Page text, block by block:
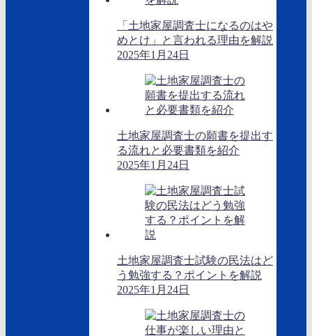
「土地家屋調査士になるのはや
めとけ」と言われる理由を解説
2025年1月24日
土地家屋調査士の願書を提出す
る流れと必要書類を紹介
2025年1月24日
土地家屋調査士試験の民法はど
う勉強する？ポイントを解説
2025年1月24日